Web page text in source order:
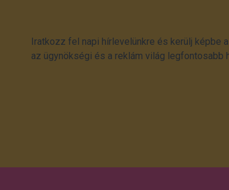
Iratkozz fel napi hírlevelünkre és kerülj képbe
az ügynökségi és a reklám világ legfontosabb